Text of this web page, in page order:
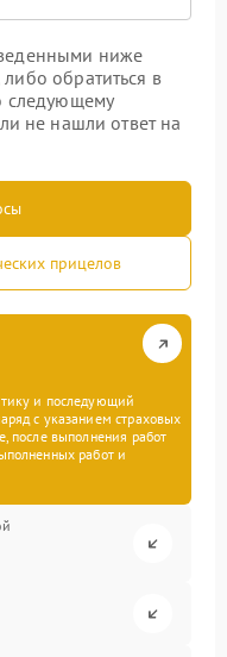
ниже
обратиться в
следующему
не нашли ответ на
прицелов
и последующий
с указанием страховых
после выполнения работ
работ и